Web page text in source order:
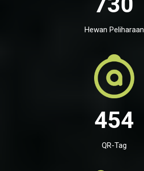
Hewan Peliharaan
454
QR-Tag